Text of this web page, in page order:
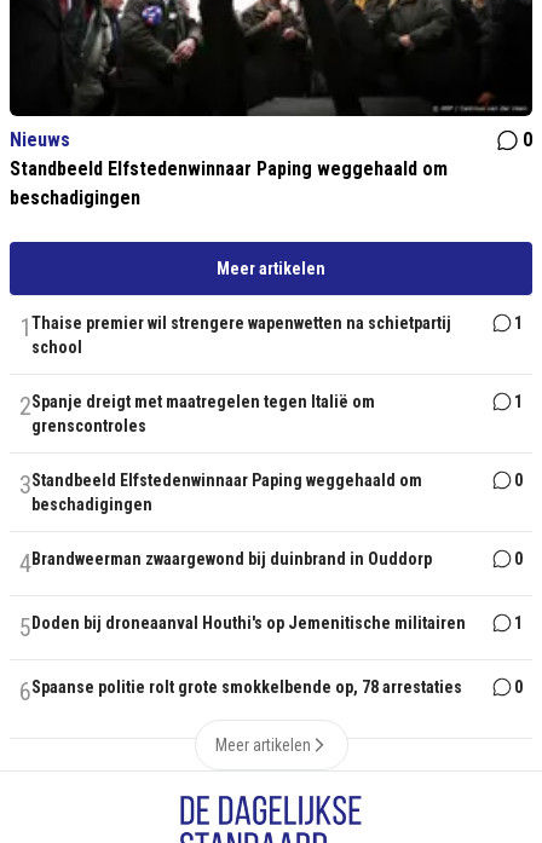
Nieuws
0
Standbeeld Elfstedenwinnaar Paping weggehaald om
beschadigingen
Meer artikelen
1Thaise premier wil strengere wapenwetten na schietpartij
school
1
2Spanje dreigt met maatregelen tegen Italië om
grenscontroles
1
3Standbeeld Elfstedenwinnaar Paping weggehaald om
beschadigingen
0
4Brandweerman zwaargewond bij duinbrand in Ouddorp 0
5 Doden bij droneaanval Houthi's op Jemenitische militairen 1
6Spaanse politie rolt grote smokkelbende op, 78 arrestaties 0
Meer artikelen